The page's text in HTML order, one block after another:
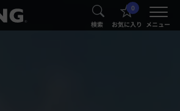
® 検索
0
お気に入り メニュー
®